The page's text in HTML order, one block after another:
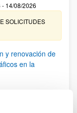
14/08/2026
SOLICITUDES
y renovación de
en la